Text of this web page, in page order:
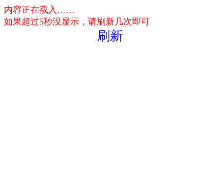
内容正在载入……
如果超过5秒没显示，请刷新几次即可
刷新